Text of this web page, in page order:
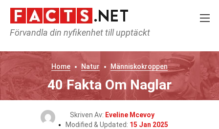
Förvandla din nyfikenhet till upptäckt
Home Natur Människokroppen
40 Fakta Om Naglar
Skriven Av: Eveline Mcevoy
Modified & Updated: 15 Jan 2025